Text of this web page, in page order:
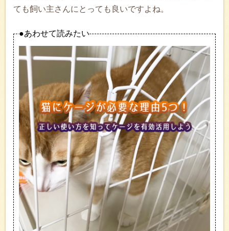
ても飼い主さんにとっても良いですよね。
●あわせて読みたい